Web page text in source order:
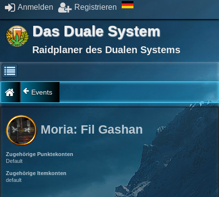
Anmelden Registrieren
Das Duale System
Raidplaner des Dualen Systems
Events
Moria: Fil Gashan
Zugehörige Punktekonten
Default
Zugehörige Itemkonten
default